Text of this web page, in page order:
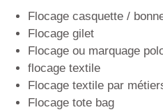
Flocage casquette /
Flocage gilet
Flocage ou marquage
flocage textile
Flocage textile par
Flocage tote bag